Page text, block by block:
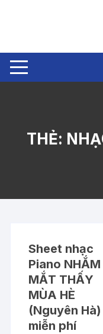
THẺ:
Sheet nhạc
Piano NHẮM
MẮT THẤY
MÙA HÈ
(Nguyên Hà)
miễn phí